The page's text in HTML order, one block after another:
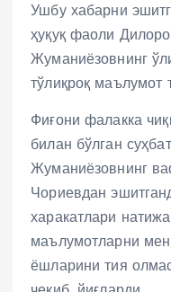
Ушбу хабарни
ҳуқуқ фаоли
Жуманиёзовнинг
тўлиқроқ маълумот
Фиғони фалакка
билан бўлган
Жуманиёзовнинг
Чориевдан
харакатлари
маълумотларни
ёшларини тия